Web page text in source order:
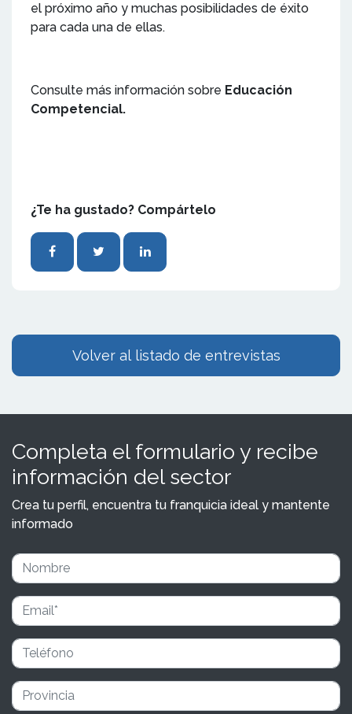
el próximo año y muchas posibilidades de éxito
para cada una de ellas.
Consulte más información sobre Educación
Competencial.
¿Te ha gustado? Compártelo
Volver al listado de entrevistas
Completa el formulario y recibe
información del sector
Crea tu perfil, encuentra tu franquicia ideal y mantente
informado